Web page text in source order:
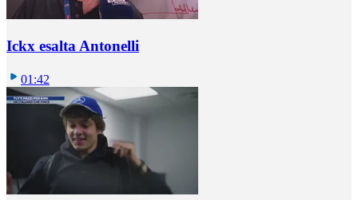
Ickx esalta Antonelli
01:42